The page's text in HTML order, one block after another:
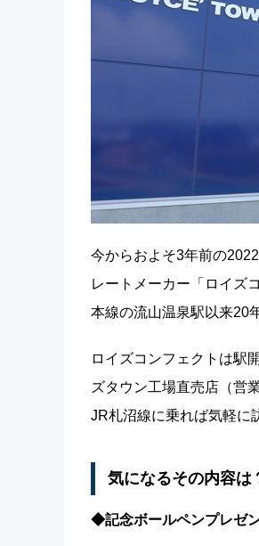
今からおよそ3年前の
レートメーカー「ロイズ
本線の流山温泉駅以来20
ロイズコンフェクトは駅
ズタウン工場直売店（営
JR札沼線に乗れば気軽に
気になるその内容は
◆記念ボールペンプレゼ